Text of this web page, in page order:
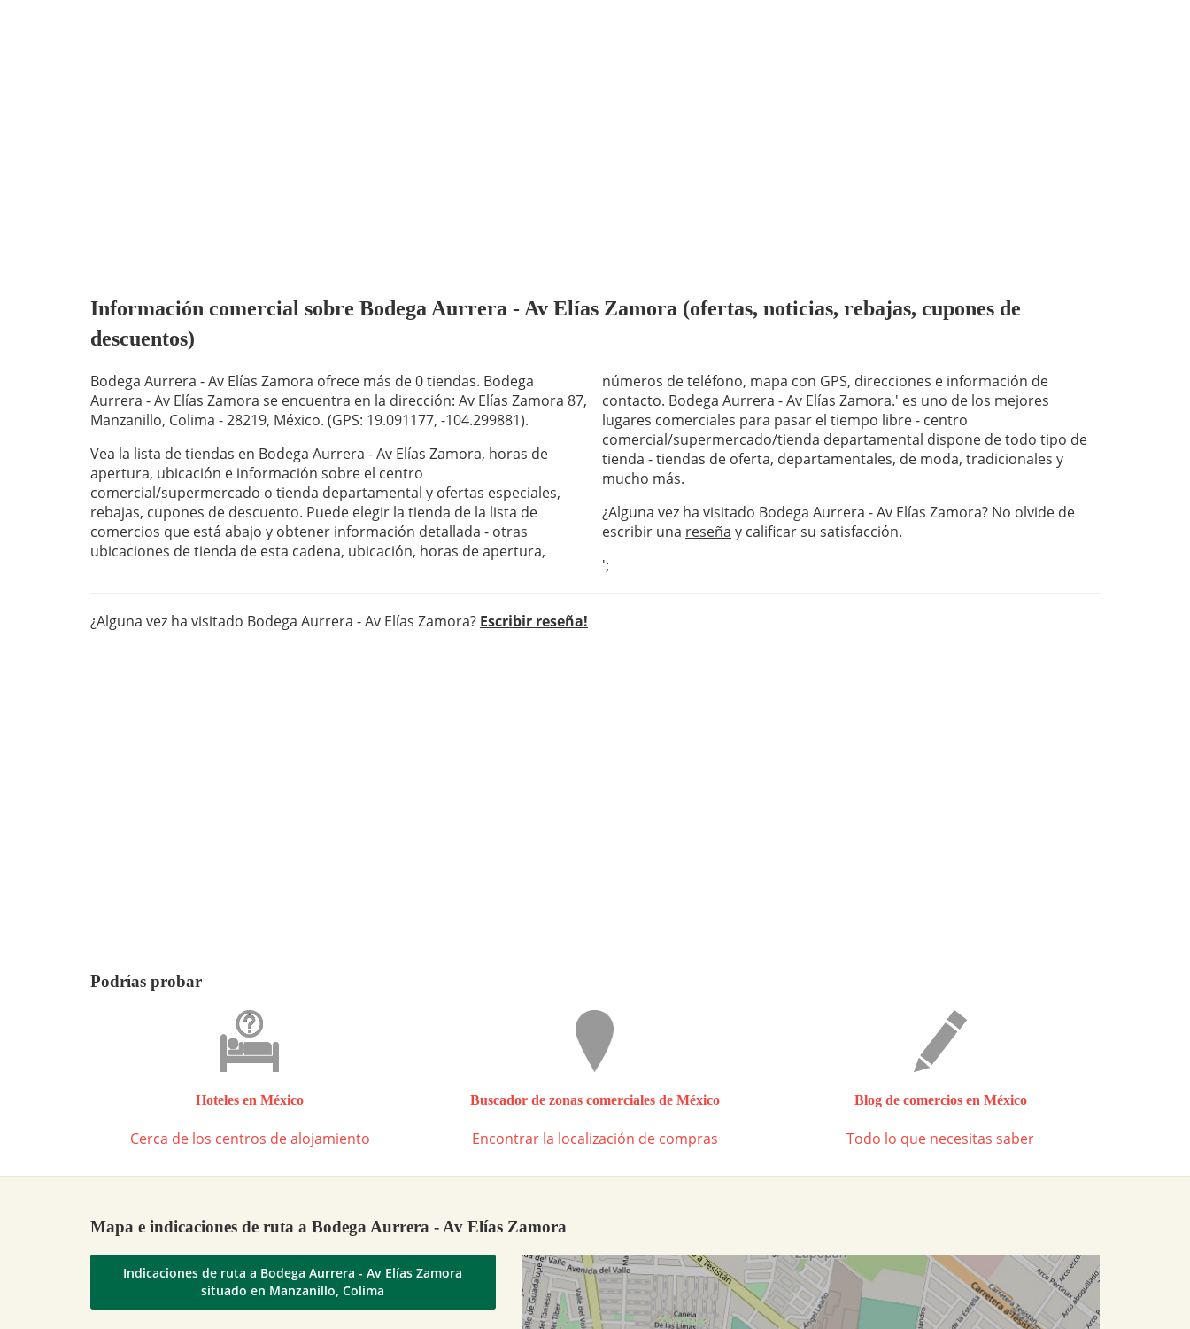
Información comercial sobre Bodega Aurrera - Av Elías Zamora (ofertas, noticias, rebajas, cupones de
descuentos)
Bodega Aurrera - Av Elías Zamora ofrece más de 0 tiendas. Bodega
Aurrera - Av Elías Zamora se encuentra en la dirección: Av Elías Zamora 87,
Manzanillo, Colima - 28219, México. (GPS: 19.091177, -104.299881).
Vea la lista de tiendas en Bodega Aurrera - Av Elías Zamora, horas de
apertura, ubicación e información sobre el centro
comercial/supermercado o tienda departamental y ofertas especiales,
rebajas, cupones de descuento. Puede elegir la tienda de la lista de
comercios que está abajo y obtener información detallada - otras
ubicaciones de tienda de esta cadena, ubicación, horas de apertura,
números de teléfono, mapa con GPS, direcciones e información de
contacto. Bodega Aurrera - Av Elías Zamora.' es uno de los mejores
lugares comerciales para pasar el tiempo libre - centro
comercial/supermercado/tienda departamental dispone de todo tipo de
tienda - tiendas de oferta, departamentales, de moda, tradicionales y
mucho más.
¿Alguna vez ha visitado Bodega Aurrera - Av Elías Zamora? No olvide de
escribir una reseña y calificar su satisfacción.
';
¿Alguna vez ha visitado Bodega Aurrera - Av Elías Zamora? Escribir reseña!
Podrías probar
Hoteles en México
Cerca de los centros de alojamiento
Buscador de zonas comerciales de México
Encontrar la localización de compras
Blog de comercios en México
Todo lo que necesitas saber
Mapa e indicaciones de ruta a Bodega Aurrera - Av Elías Zamora
Indicaciones de ruta a Bodega Aurrera - Av Elías Zamora
situado en Manzanillo, Colima